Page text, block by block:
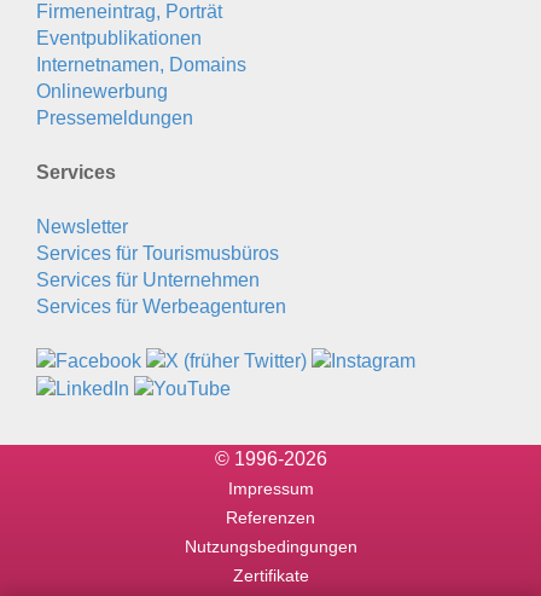
Firmeneintrag, Porträt
Eventpublikationen
Internetnamen, Domains
Onlinewerbung
Pressemeldungen
Services
Newsletter
Services für Tourismusbüros
Services für Unternehmen
Services für Werbeagenturen
© 1996-2026
Impressum
Referenzen
Nutzungsbedingungen
Zertifikate